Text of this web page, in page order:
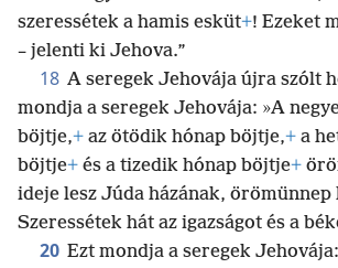
szeressétek a hamis esküt+! Ezeket
– jelenti ki Jehova.”
18 A seregek Jehovája újra szólt
mondja a seregek Jehovája: »A
böjtje,+ az ötödik hónap böjtje,+ a
böjtje+ és a tizedik hónap böjtje+
ideje lesz Júda házának, örömünnep
Szeressétek hát az igazságot és a
20 Ezt mondja a seregek